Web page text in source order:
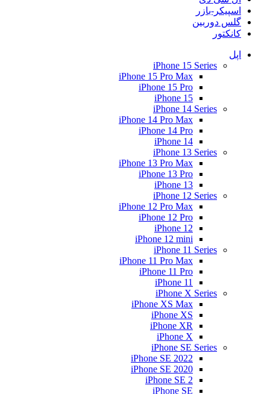
اسپیکر-بازر
گلس دوربین
کانکتور
اپل
iPhone 15 Series
iPhone 15 Pro Max
iPhone 15 Pro
iPhone 15
iPhone 14 Series
iPhone 14 Pro Max
iPhone 14 Pro
iPhone 14
iPhone 13 Series
iPhone 13 Pro Max
iPhone 13 Pro
iPhone 13
iPhone 12 Series
iPhone 12 Pro Max
iPhone 12 Pro
iPhone 12
iPhone 12 mini
iPhone 11 Series
iPhone 11 Pro Max
iPhone 11 Pro
iPhone 11
iPhone X Series
iPhone XS Max
iPhone XS
iPhone XR
iPhone X
iPhone SE Series
iPhone SE 2022
iPhone SE 2020
iPhone SE 2
iPhone SE